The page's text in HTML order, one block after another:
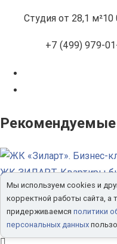
Студия от 28,1 м²10
+7 (499) 979-
Рекомендуемые
ЖК ЗИЛАРТ. Квартиры
Набережная Москвы-
Зил. Доступна рассрочка.
+7(495) 021-86-52
Мы используем cookies и
корректной работы сайта, а
придерживаемся политики
персональных данных